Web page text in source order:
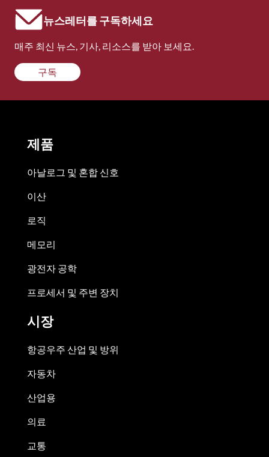
뉴스레터를 구독하세요
매주 최신 뉴스, 기사, 리소스를 받아 보세요.
구독
제품
아날로그 및 혼합 신호
이산
로직
메모리
광전자 공학
프로세서 및 주변 장치
시장
항공우주 산업 및 방위
자동차
산업용
의료
교통